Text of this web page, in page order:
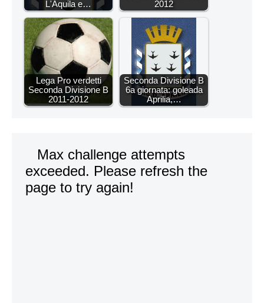
L'Aquila e…
2012
Lega Pro verdetti
Seconda Divisione B
2011-2012
Seconda Divisione B
6a giornata: goleada
Aprilia,…